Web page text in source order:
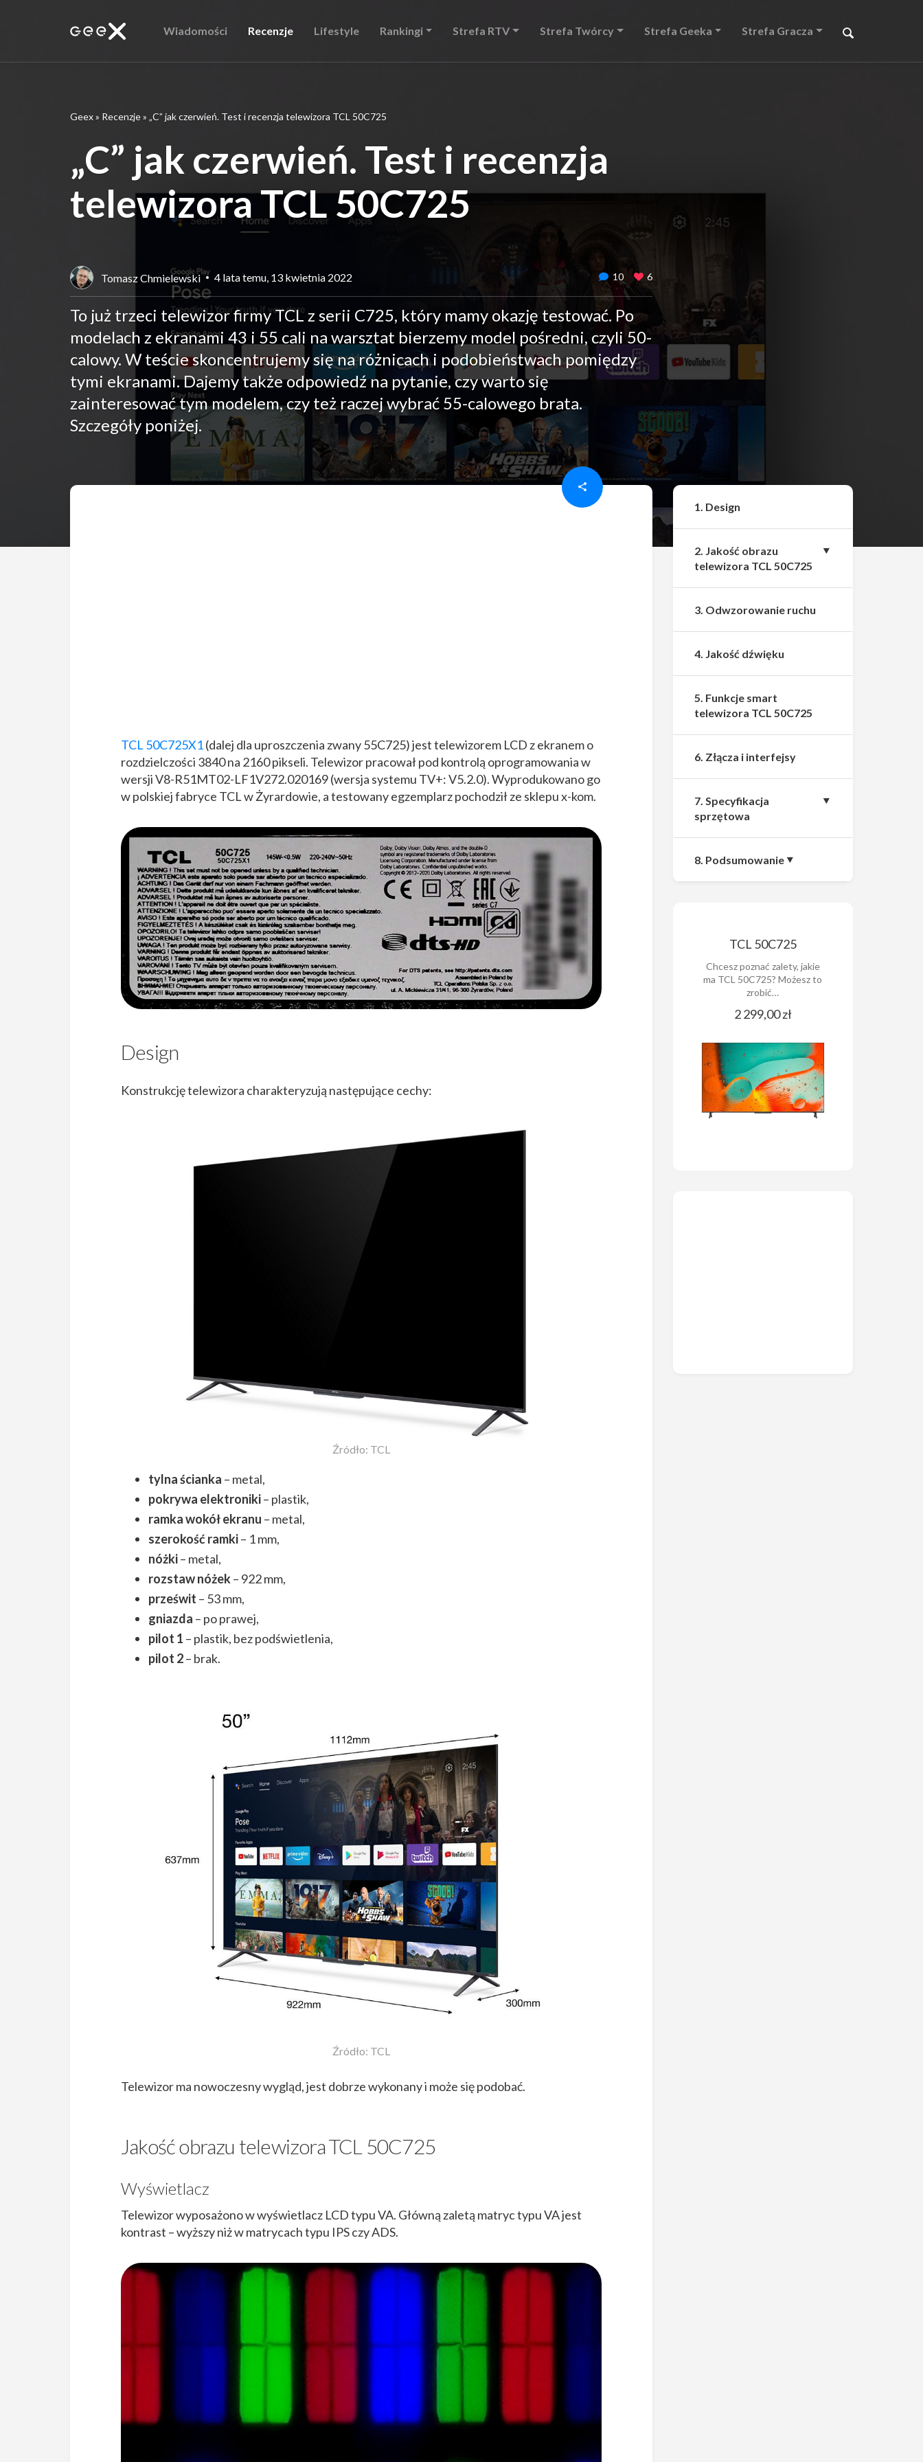
Wiadomości Recenzje Lifestyle Rankingi Strefa RTV Strefa Twórcy Strefa Geeka Strefa Gracza
Geex» Recenzje» „C” jak czerwień. Test i recenzja telewizora TCL 50C725
„C” jak czerwień. Test i recenzja
telewizora TCL 50C725
Tomasz Chmielewski 4 lata temu, 13 kwietnia 2022 10 6
To już trzeci telewizor firmy TCL z serii C725, który mamy okazję testować. Po
modelach z ekranami 43 i 55 cali na warsztat bierzemy model pośredni, czyli 50-
calowy. W teście skoncentrujemy się na różnicach i podobieństwach pomiędzy
tymi ekranami. Dajemy także odpowiedź na pytanie, czy warto się
zainteresować tym modelem, czy też raczej wybrać 55-calowego brata.
Szczegóły poniżej.
TCL 50C725X1(dalej dla uproszczenia zwany 55C725) jest telewizorem LCD z ekranem o
rozdzielczości 3840 na 2160 pikseli. Telewizor pracował pod kontrolą oprogramowania w
wersji V8-R51MT02-LF1V272.020169 (wersja systemu TV+: V5.2.0). Wyprodukowano go
w polskiej fabryce TCL w Żyrardowie, a testowany egzemplarz pochodził ze sklepu x-kom.
Design
Konstrukcję telewizora charakteryzują następujące cechy:
Źródło: TCL
tylna ścianka – metal,
pokrywa elektroniki– plastik,
ramka wokół ekranu – metal,
szerokość ramki– 1 mm,
nóżki– metal,
rozstaw nóżek– 922 mm,
prześwit – 53 mm,
gniazda – po prawej,
pilot 1 – plastik, bez podświetlenia,
pilot 2– brak.
Źródło: TCL
Telewizor ma nowoczesny wygląd, jest dobrze wykonany i może się podobać.
Jakość obrazu telewizora TCL 50C725
Wyświetlacz
Telewizor wyposażono w wyświetlacz LCD typu VA. Główną zaletą matryc typu VA jest
kontrast – wyższy niż w matrycach typu IPS czy ADS.
1. Design
2. Jakość obrazu
telewizora TCL 50C725
3. Odwzorowanie ruchu
4. Jakość dźwięku
5. Funkcje smart
telewizora TCL 50C725
6. Złącza i interfejsy
7. Specyfikacja
sprzętowa
8. Podsumowanie
TCL 50C725
Chcesz poznać zalety, jakie
ma TCL 50C725? Możesz to
zrobić…
2 299,00 zł